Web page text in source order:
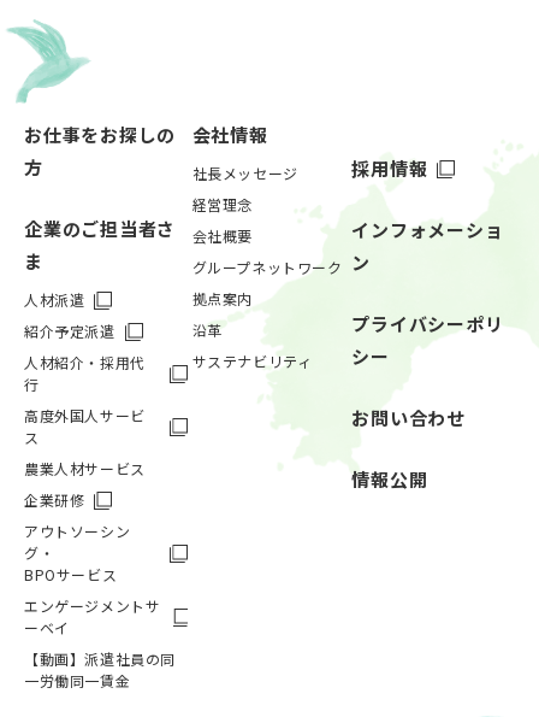
お仕事をお探しの
方
企業のご担当者さ
ま
人材派遣
紹介予定派遣
人材紹介・採用代
行
高度外国人サービ
ス
農業人材サービス
企業研修
アウトソーシン
グ・
BPOサービス
エンゲージメントサ
ーベイ
【動画】派遣社員の同
一労働同一賃金
会社情報
社長メッセージ
経営理念
会社概要
グループネットワーク
拠点案内
沿革
サステナビリティ
採用情報
インフォメーショ
ン
プライバシーポリ
シー
お問い合わせ
情報公開